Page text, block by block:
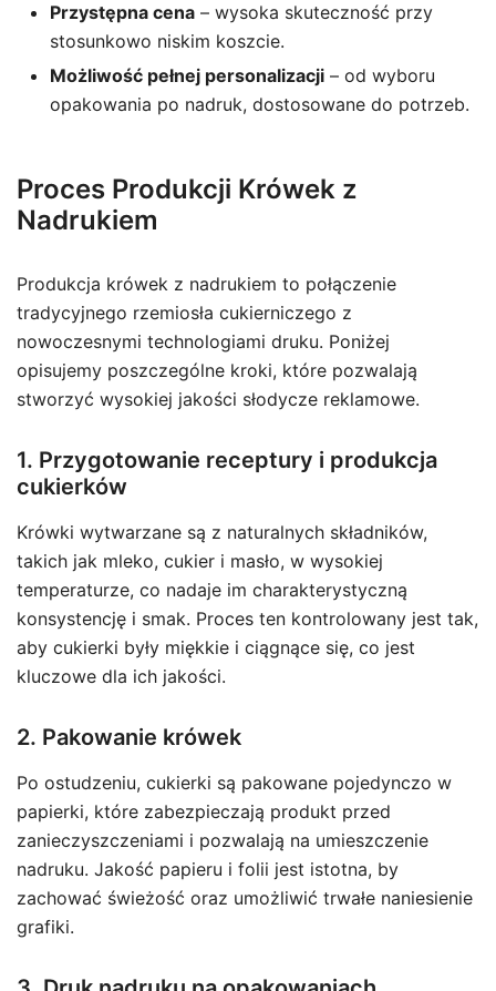
Przystępna cena – wysoka skuteczność przy
stosunkowo niskim koszcie.
Możliwość pełnej personalizacji – od wyboru
opakowania po nadruk, dostosowane do potrzeb.
Proces Produkcji Krówek z
Nadrukiem
Produkcja krówek z nadrukiem to połączenie
tradycyjnego rzemiosła cukierniczego z
nowoczesnymi technologiami druku. Poniżej
opisujemy poszczególne kroki, które pozwalają
stworzyć wysokiej jakości słodycze reklamowe.
1. Przygotowanie receptury i produkcja
cukierków
Krówki wytwarzane są z naturalnych składników,
takich jak mleko, cukier i masło, w wysokiej
temperaturze, co nadaje im charakterystyczną
konsystencję i smak. Proces ten kontrolowany jest tak,
aby cukierki były miękkie i ciągnące się, co jest
kluczowe dla ich jakości.
2. Pakowanie krówek
Po ostudzeniu, cukierki są pakowane pojedynczo w
papierki, które zabezpieczają produkt przed
zanieczyszczeniami i pozwalają na umieszczenie
nadruku. Jakość papieru i folii jest istotna, by
zachować świeżość oraz umożliwić trwałe naniesienie
grafiki.